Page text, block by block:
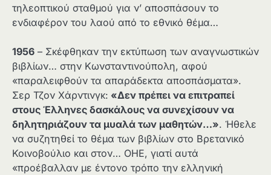
τηλεοπτικού σταθμού για ν’ αποσπάσουν το
ενδιαφέρον του λαού από το εθνικό θέμα…
1956 – Σκέφθηκαν την εκτύπωση των αναγνωστικών
βιβλίων… στην Κωνσταντινούπολη, αφού
«παραλειφθούν τα απαράδεκτα αποσπάσματα».
Σερ Τζον Χάρντινγκ: «Δεν πρέπει να επιτραπεί
στους Έλληνες δασκάλους να συνεχίσουν να
δηλητηριάζουν τα μυαλά των μαθητών…». Ήθελε
να συζητηθεί το θέμα των βιβλίων στο Βρετανικό
Κοινοβούλιο και στον… ΟΗΕ, γιατί αυτά
«προέβαλλαν με έντονο τρόπο την ελληνική